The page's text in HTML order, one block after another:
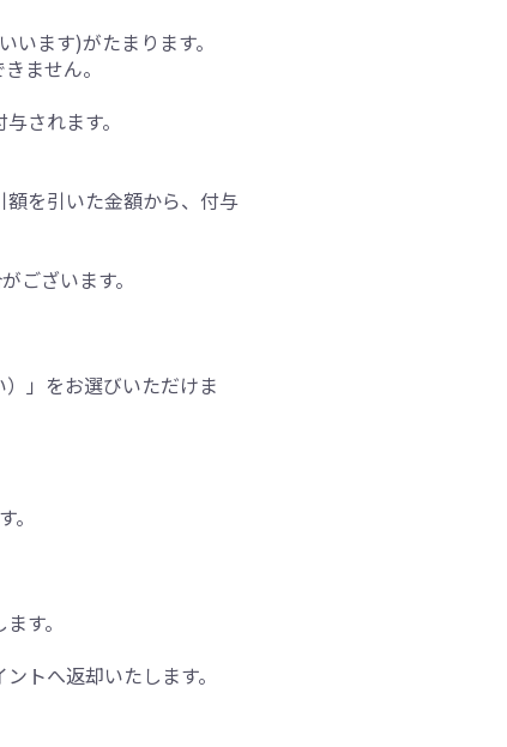
ます)がたまります。
ません。
されます。
を引いた金額から、付与
ございます。
」をお選びいただけま
す。
トへ返却いたします。